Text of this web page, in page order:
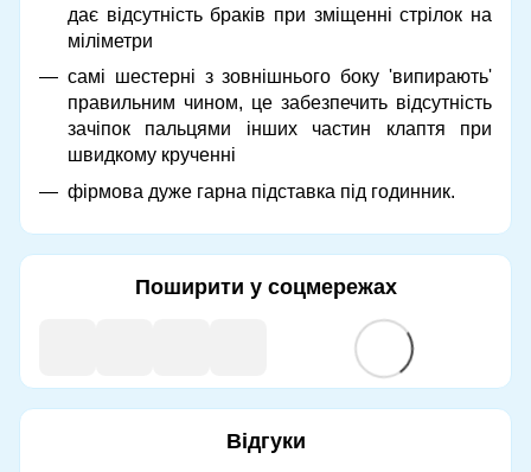
дає відсутність браків при зміщенні стрілок на
міліметри
самі шестерні з зовнішнього боку 'випирають'
правильним чином, це забезпечить відсутність
зачіпок пальцями інших частин клаптя при
швидкому крученні
фірмова дуже гарна підставка під годинник.
Поширити у соцмережах
Відгуки